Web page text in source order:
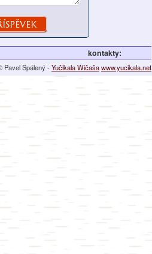
kontakty:
Pavel Spálený -Yučikala Wičašawww.yucikala.net